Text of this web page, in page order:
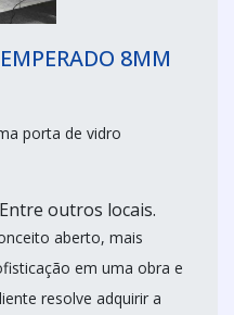
8MM
porta de vidro
outros locais.
aberto, mais
em uma obra e
resolve adquirir a